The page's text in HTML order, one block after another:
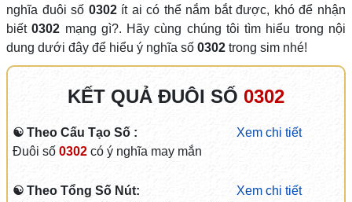
nghĩa đuôi số 0302ít ai có thể nắm bắt được, khó để nhận
biết0302 mạng gì?. Hãy cùng chúng tôi tìm hiểu trong nội
dung dưới đây để hiểu ý nghĩa số 0302 trong sim nhé!
KẾT QUẢ ĐUÔI SỐ 0302
☯ Theo Cấu Tạo Số :
Xem chi tiết
Đuôi số 0302có ý nghĩa may mắn
☯ Theo Tổng Số Nút:
Xem chi tiết